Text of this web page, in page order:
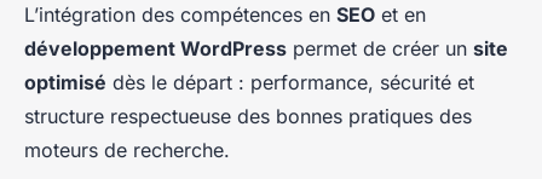
L’intégration des compétences en SEO et en
développement WordPress permet de créer un site
optimisé dès le départ : performance, sécurité et
structure respectueuse des bonnes pratiques des
moteurs de recherche.